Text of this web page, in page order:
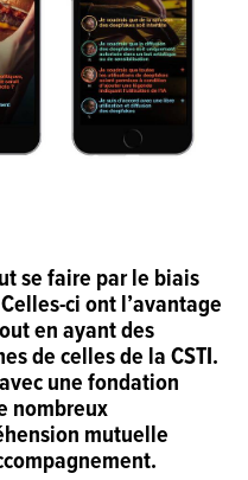
se faire par le biais
ci ont l’avantage
en ayant des
de celles de la CSTI.
une fondation
nombreux
mutuelle